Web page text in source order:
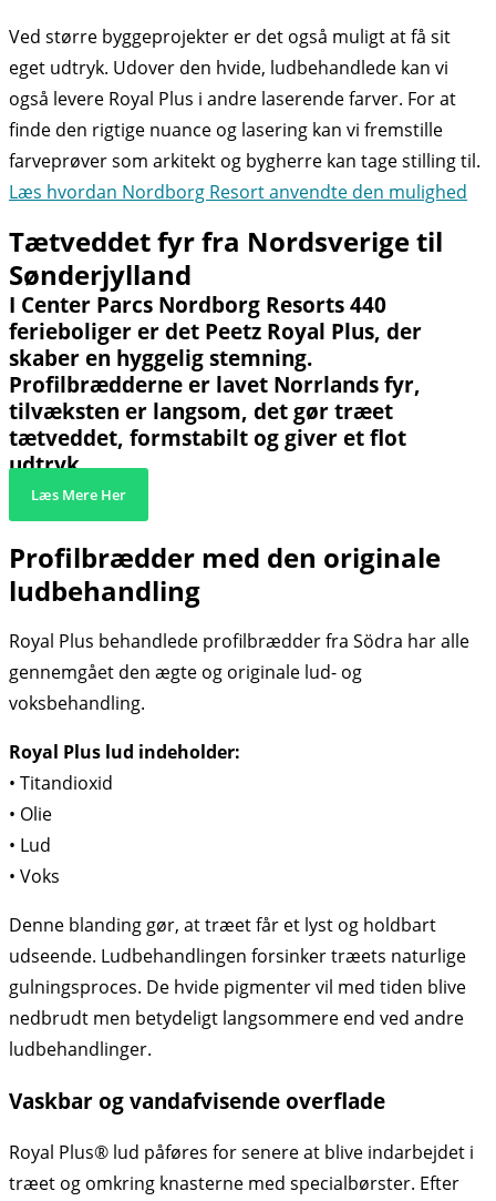
Ved større byggeprojekter er det også muligt at få sit
eget udtryk. Udover den hvide, ludbehandlede kan vi
også levere Royal Plus i andre laserende farver. For at
finde den rigtige nuance og lasering kan vi fremstille
farveprøver som arkitekt og bygherre kan tage stilling til.
Læs hvordan Nordborg Resort anvendte den mulighed
Tætveddet fyr fra Nordsverige til
Sønderjylland
I Center Parcs Nordborg Resorts 440
ferieboliger er det Peetz Royal Plus, der
skaber en hyggelig stemning.
Profilbrædderne er lavet Norrlands fyr,
tilvæksten er langsom, det gør træet
tætveddet, formstabilt og giver et flot
udtryk.
Læs Mere Her
Profilbrædder med den originale
ludbehandling
Royal Plus behandlede profilbrædder fra Södra har alle
gennemgået den ægte og originale lud- og
voksbehandling.
Royal Plus lud indeholder:
• Titandioxid
• Olie
• Lud
• Voks
Denne blanding gør, at træet får et lyst og holdbart
udseende. Ludbehandlingen forsinker træets naturlige
gulningsproces. De hvide pigmenter vil med tiden blive
nedbrudt men betydeligt langsommere end ved andre
ludbehandlinger.
Vaskbar og vandafvisende overflade
Royal Plus® lud påføres for senere at blive indarbejdet i
træet og omkring knasterne med specialbørster. Efter